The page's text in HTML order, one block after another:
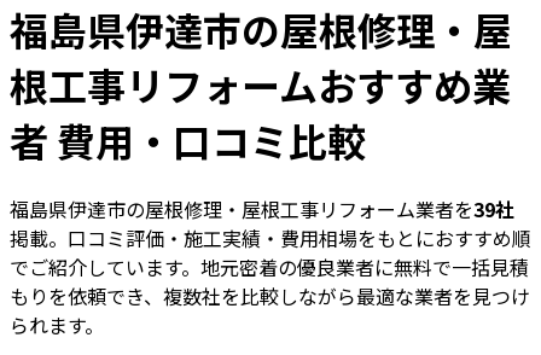
福島県伊達市の屋根修理・屋
根工事リフォームおすすめ業
者 費用・口コミ比較
福島県伊達市の屋根修理・屋根工事リフォーム業者を39社
掲載。口コミ評価・施工実績・費用相場をもとにおすすめ順
でご紹介しています。地元密着の優良業者に無料で一括見積
もりを依頼でき、複数社を比較しながら最適な業者を見つけ
られます。